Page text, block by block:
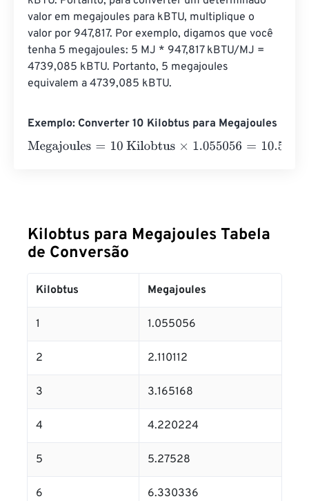
valor em megajoules para kBTU, multiplique o
valor por 947,817. Por exemplo, digamos que você
tenha 5 megajoules: 5 MJ * 947,817 kBTU/MJ =
4739,085 kBTU. Portanto, 5 megajoules
equivalem a 4739,085 kBTU.
Exemplo: Converter 10 Kilobtus para Megajoules
Megajoules= 10 Kilobtus×1.055056=10.55056
Kilobtus para Megajoules Tabela
de Conversão
Kilobtus Megajoules
1 1.055056
2 2.110112
3 3.165168
4 4.220224
5 5.27528
6 6.330336